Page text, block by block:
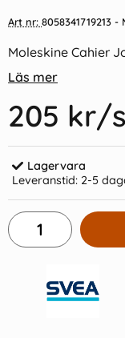
Art nr: 8058341719213 -
Moleskine Cahier
Läs mer
205 kr/
Lagervara
Leveranstid: 2-5